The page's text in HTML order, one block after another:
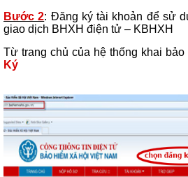
Bước 2: Đăng ký tài khoản để sử
giao dịch BHXH điện tử – KBHXH
Từ trang chủ của hệ thống khai bảo
Ký